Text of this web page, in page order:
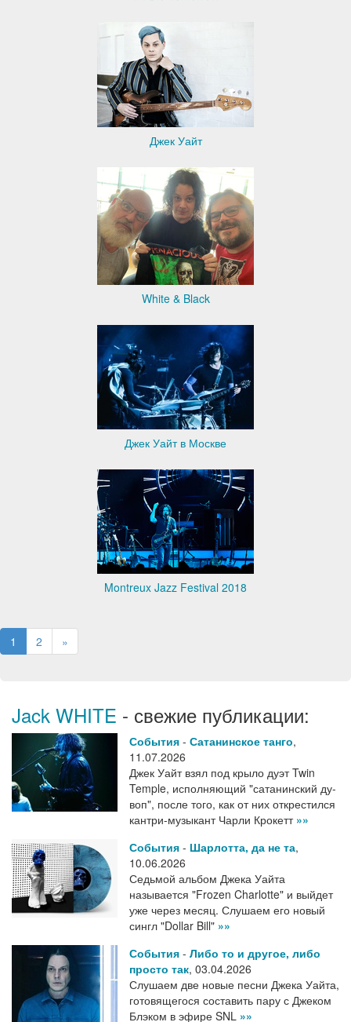
Джек Уайт
White & Black
Джек Уайт в Москве
Montreux Jazz Festival 2018
1 2 »
Jack WHITE - свежие публикации:
События - Сатанинское танго,
11.07.2026
Джек Уайт взял под крыло дуэт Twin
Temple, исполняющий "сатанинский ду-
воп", после того, как от них открестился
кантри-музыкант Чарли Крокетт »»
События - Шарлотта, да не та,
10.06.2026
Седьмой альбом Джека Уайта
называется "Frozen Charlotte" и выйдет
уже через месяц. Слушаем его новый
сингл "Dollar Bill" »»
События - Либо то и другое, либо
просто так, 03.04.2026
Слушаем две новые песни Джека Уайта,
готовящегося составить пару с Джеком
Блэком в эфире SNL »»